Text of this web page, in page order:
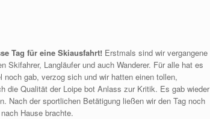
Tag für eine Skiausfahrt! Erstmals sind wir vergangene
Skifahrer, Langläufer und auch Wanderer. Für alle hat es
gab, verzog sich und wir hatten einen tollen,
die Qualität der Loipe bot Anlass zur Kritik. Es gab wieder
Nach der sportlichen Betätigung ließen wir den Tag noch
Hause brachte.